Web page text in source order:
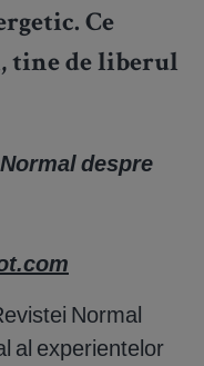
Ce
tine de liberul
despre
Normal
al experientelor